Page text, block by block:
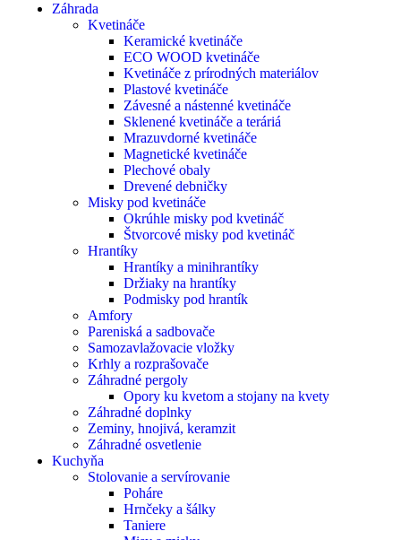
Záhrada
Kvetináče
Keramické kvetináče
ECO WOOD kvetináče
Kvetináče z prírodných materiálov
Plastové kvetináče
Závesné a nástenné kvetináče
Sklenené kvetináče a teráriá
Mrazuvdorné kvetináče
Magnetické kvetináče
Plechové obaly
Drevené debničky
Misky pod kvetináče
Okrúhle misky pod kvetináč
Štvorcové misky pod kvetináč
Hrantíky
Hrantíky a minihrantíky
Držiaky na hrantíky
Podmisky pod hrantík
Amfory
Pareniská a sadbovače
Samozavlažovacie vložky
Krhly a rozprašovače
Záhradné pergoly
Opory ku kvetom a stojany na kvety
Záhradné doplnky
Zeminy, hnojivá, keramzit
Záhradné osvetlenie
Kuchyňa
Stolovanie a servírovanie
Poháre
Hrnčeky a šálky
Taniere